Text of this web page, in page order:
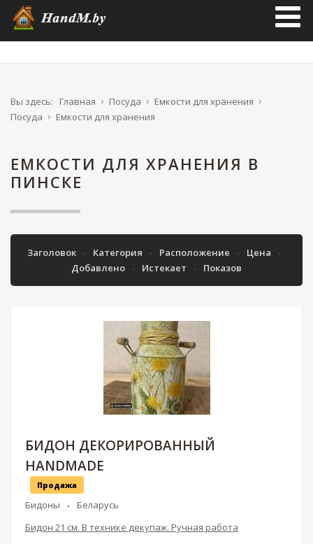
Вы здесь: Главная Посуда
Емкости для хранения
Посуда
Емкости для хранения
ЕМКОСТИ ДЛЯ ХРАНЕНИЯ В
ПИНСКЕ
Заголовок Категория Расположение
Цена
Добавлено
Истекает Показов
БИДОН ДЕКОРИРОВАННЫЙ
HANDMADE
Продажа
Бидоны
Беларусь
Бидон 21 см. В технике декупаж. Ручная работа